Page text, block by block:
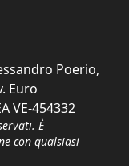
Poerio,
Euro
VE-454332
È
con qualsiasi